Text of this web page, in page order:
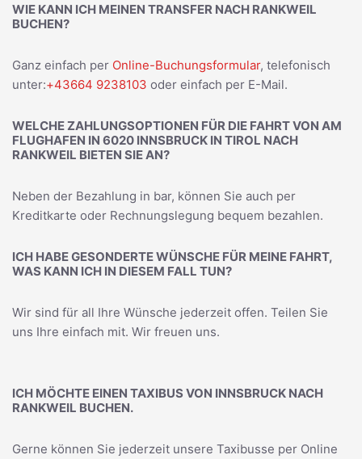
WIE KANN ICH MEINEN TRANSFER NACH RANKWEIL
BUCHEN?
Ganz einfach per Online-Buchungsformular, telefonisch
unter:+43664 9238103 oder einfach per E-Mail.
WELCHE ZAHLUNGSOPTIONEN FÜR DIE FAHRT VON AM
FLUGHAFEN IN 6020 INNSBRUCK IN TIROL NACH
RANKWEIL BIETEN SIE AN?
Neben der Bezahlung in bar, können Sie auch per
Kreditkarte oder Rechnungslegung bequem bezahlen.
ICH HABE GESONDERTE WÜNSCHE FÜR MEINE FAHRT,
WAS KANN ICH IN DIESEM FALL TUN?
Wir sind für all Ihre Wünsche jederzeit offen. Teilen Sie
uns Ihre einfach mit. Wir freuen uns.
ICH MÖCHTE EINEN TAXIBUS VON INNSBRUCK NACH
RANKWEIL BUCHEN.
Gerne können Sie jederzeit unsere Taxibusse per Online